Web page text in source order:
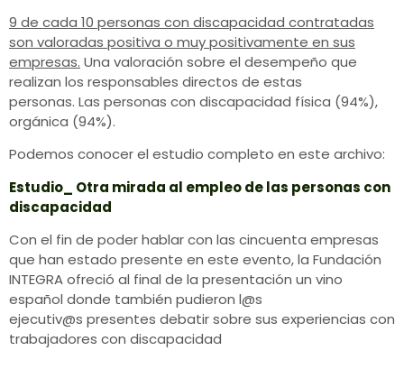
9 de cada 10 personas con discapacidad contratadas
son valoradas positiva o muy positivamente en sus
empresas. Una valoración sobre el desempeño que
realizan los responsables directos de estas
personas. Las personas con discapacidad física (94%),
orgánica (94%).
Podemos conocer el estudio completo en este archivo:
Estudio_ Otra mirada al empleo de las personas con
discapacidad
Con el fin de poder hablar con las cincuenta empresas
que han estado presente en este evento, la Fundación
INTEGRA ofreció al final de la presentación un vino
español donde también pudieron l@s
ejecutiv@s presentes debatir sobre sus experiencias con
trabajadores con discapacidad